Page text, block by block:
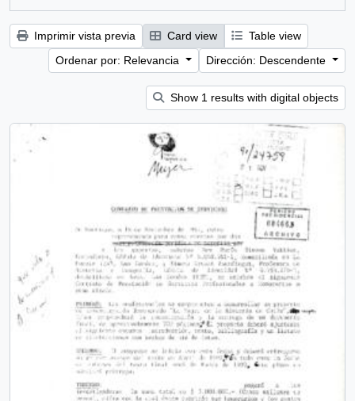
Imprimir vista previa Card view
Table view
Ordenar por: Relevancia
Dirección: Descendente
Show 1 results with digital objects